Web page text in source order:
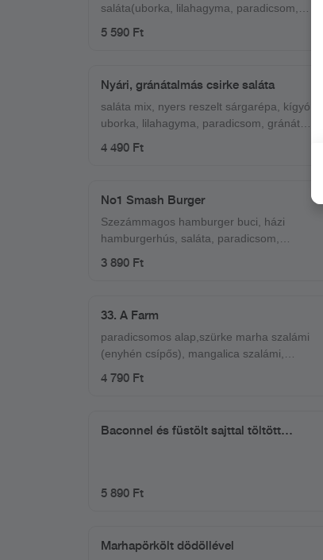
saláta(uborka, lilahagyma, paradicsom,
tajin), fokhagymás tejföl Hozzá
5 590 Ft
Nyári, gránátalmás csirke saláta
saláta mix, nyers reszelt sárgarépa, kígyó
uborka, lilahagyma, paradicsom, gránát
toast, reszelt narancshéj, aprított menta,
4 490 Ft
No1 Smash Burger
Szezámmagos hamburger buci, házi
hamburgerhús, saláta, paradicsom,
cheddar sajt
3 890 Ft
33. A Farm
paradicsomos alap,szürke marha szalámi
(enyhén csípős), mangalica szalámi,
mozzarella), mozzarella, koktél paradicsom
4 790 Ft
Baconnel és füstölt sajttal töltött
5 890 Ft
Marhapörkölt dödöllével